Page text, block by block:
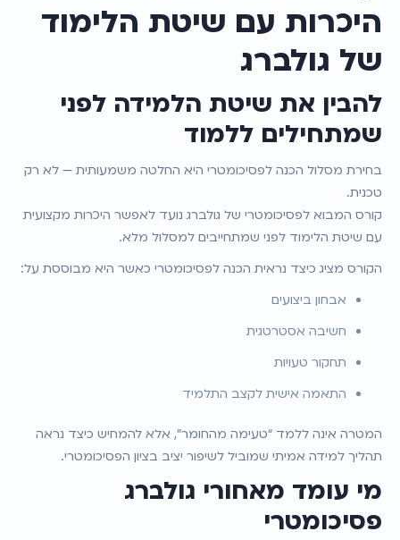
היכרות עם שיטת הלימוד
של גולברג
להבין את שיטת הלמידה לפני
שמתחילים ללמוד
בחירת מסלול הכנה לפסיכומטרי היא החלטה משמעותית — לא רק
טכנית.
קורס המבוא לפסיכומטרי של גולברג נועד לאפשר היכרות מקצועית
עם שיטת הלימוד לפני שמתחייבים למסלול מלא.
הקורס מציג כיצד נראית הכנה לפסיכומטרי כאשר היא מבוססת על:
אבחון ביצועים
חשיבה אסטרטגית
תחקור טעויות
התאמה אישית לקצב התלמיד
המטרה אינה ללמד “טעימה מהחומר”, אלא להמחיש כיצד נראה
תהליך למידה אמיתי שמוביל לשיפור יציב בציון הפסיכומטרי.
מי עומד מאחורי גולברג
פסיכומטרי